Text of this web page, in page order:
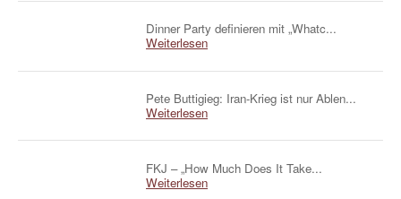
Dinner Party definieren mit „Whatc...
Weiterlesen
Pete Buttigieg: Iran-Krieg ist nur Ablen...
Weiterlesen
FKJ – „How Much Does It Take...
Weiterlesen